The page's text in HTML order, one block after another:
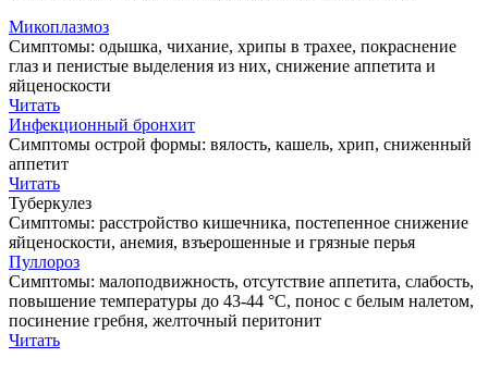
Микоплазмоз
Симптомы: одышка, чихание, хрипы в трахее, покраснение
глаз и пенистые выделения из них, снижение аппетита и
яйценоскости
Читать
Инфекционный бронхит
Симптомы острой формы: вялость, кашель, хрип, сниженный
аппетит
Читать
Туберкулез
Симптомы: расстройство кишечника, постепенное снижение
яйценоскости, анемия, взъерошенные и грязные перья
Пуллороз
Симптомы: малоподвижность, отсутствие аппетита, слабость,
повышение температуры до 43-44 °С, понос с белым налетом,
посинение гребня, желточный перитонит
Читать